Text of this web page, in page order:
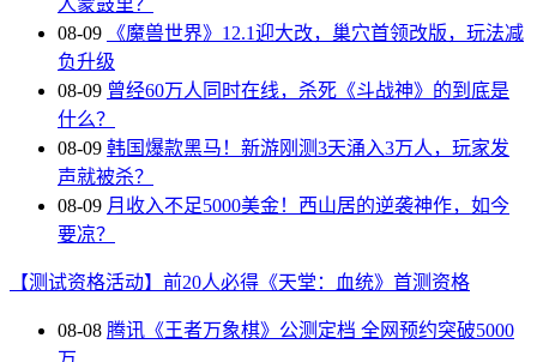
人蒙鼓里？
08-09
《魔兽世界》12.1迎大改，巢穴首领改版，玩法减
负升级
08-09 曾经60万人同时在线，杀死《斗战神》的到底是
什么？
08-09 韩国爆款黑马！新游刚测3天涌入3万人，玩家发
声就被杀？
08-09 月收入不足5000美金！西山居的逆袭神作，如今
要凉？
【测试资格活动】前20人必得《天堂：血统》首测资格
08-08 腾讯《王者万象棋》公测定档 全网预约突破5000